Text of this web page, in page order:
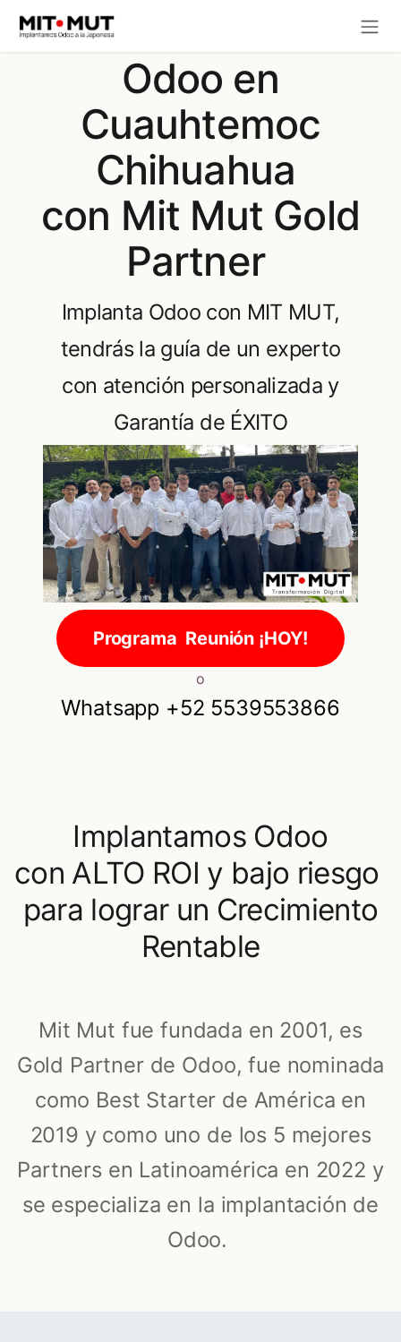
Odoo en
Cuauhtemoc
Chihuahua
con Mit Mut Gold
Partner
Implanta Odoo con MIT MUT,
tendrás la guía de un experto
con atención personalizada y
Garantía de ÉXITO
Programa Reunión ¡HOY!
o
Whatsapp +52 5539553866
Implantamos Odoo
con ALTO ROI y bajo riesgo
para lograr un Crecimiento
Rentable
Mit Mut fue fundada en 2001, es
Gold Partner de Odoo, fue nominada
como Best Starter de América en
2019 y como uno de los 5 mejores
Partners en Latinoamérica en 2022 y
se especializa en la implantación de
Odoo.